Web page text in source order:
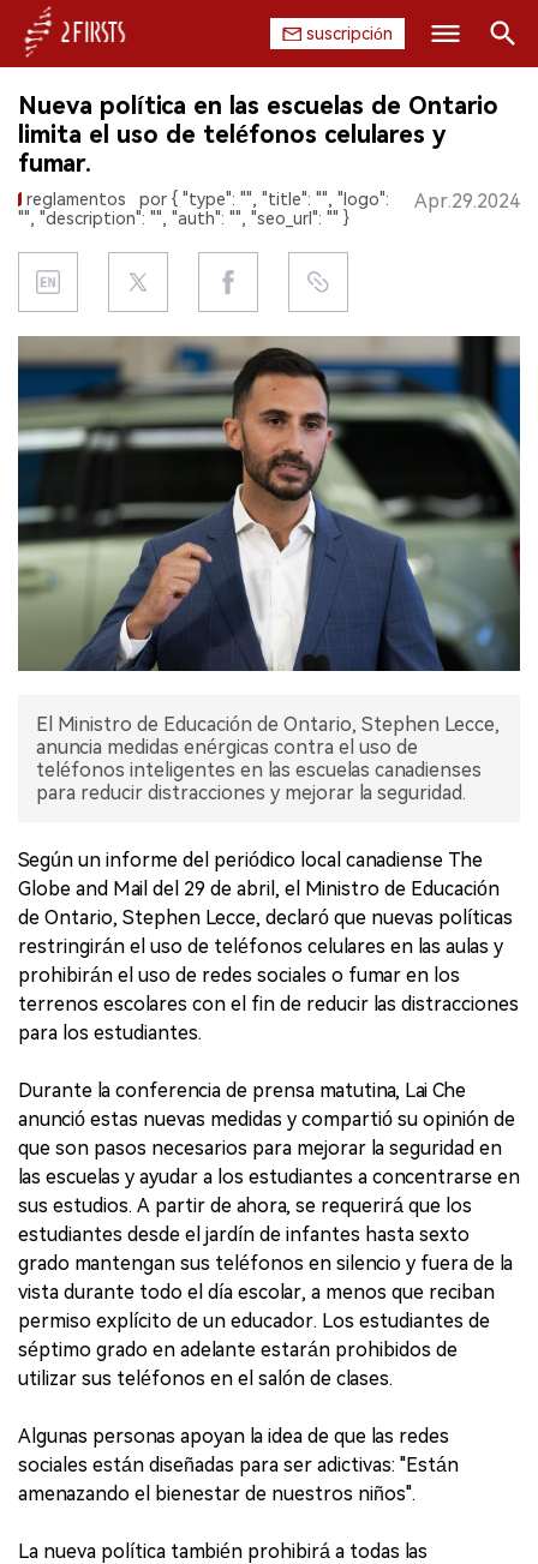
suscripción
INICIO
EMPRESA
REGULACIÓN
CHINA
DATOS
ENTREVISTA
Buscar
Nueva política en las escuelas de Ontario
limita el uso de teléfonos celulares y
fumar.
reglamentos
por { "type": "", "title": "", "logo":
"", "description": "", "auth": "", "seo_url": "" }
Apr.29.2024
El Ministro de Educación de Ontario, Stephen Lecce,
anuncia medidas enérgicas contra el uso de
teléfonos inteligentes en las escuelas canadienses
para reducir distracciones y mejorar la seguridad.
Según un informe del periódico local canadiense The
Globe and Mail del 29 de abril, el Ministro de Educación
de Ontario, Stephen Lecce, declaró que nuevas políticas
restringirán el uso de teléfonos celulares en las aulas y
prohibirán el uso de redes sociales o fumar en los
terrenos escolares con el fin de reducir las distracciones
para los estudiantes.
Durante la conferencia de prensa matutina, Lai Che
anunció estas nuevas medidas y compartió su opinión de
que son pasos necesarios para mejorar la seguridad en
las escuelas y ayudar a los estudiantes a concentrarse en
sus estudios. A partir de ahora, se requerirá que los
estudiantes desde el jardín de infantes hasta sexto
grado mantengan sus teléfonos en silencio y fuera de la
vista durante todo el día escolar, a menos que reciban
permiso explícito de un educador. Los estudiantes de
séptimo grado en adelante estarán prohibidos de
utilizar sus teléfonos en el salón de clases.
Algunas personas apoyan la idea de que las redes
sociales están diseñadas para ser adictivas: "Están
amenazando el bienestar de nuestros niños".
La nueva política también prohibirá a todas las